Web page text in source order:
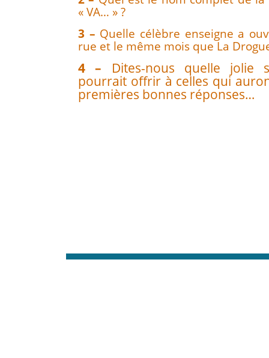
« VA… » ?
3 – Quelle célèbre enseigne a
rue et le même mois que La
4 – Dites-nous quelle jolie
pourrait offrir à celles qui
premières bonnes réponses…